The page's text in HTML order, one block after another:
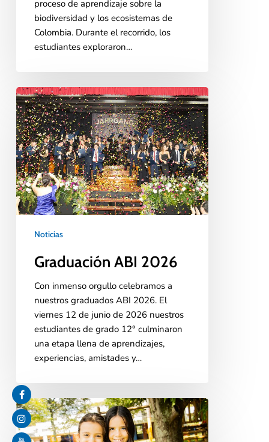
proceso de aprendizaje sobre la
biodiversidad y los ecosistemas de
Colombia. Durante el recorrido, los
estudiantes exploraron…
Noticias
Graduación ABI 2026
Con inmenso orgullo celebramos a
nuestros graduados ABI 2026. El
viernes 12 de junio de 2026 nuestros
estudiantes de grado 12° culminaron
una etapa llena de aprendizajes,
experiencias, amistades y…